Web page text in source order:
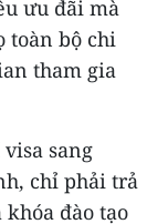
ưu đãi mà
toàn bộ chi
tham gia
sang
chỉ phải trả
đào tạo